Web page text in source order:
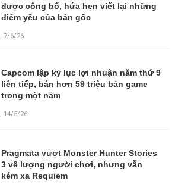
được công bố, hứa hẹn viết lại những
điểm yếu của bản gốc
, 7/6/26
Capcom lập kỷ lục lợi nhuận năm thứ 9
liên tiếp, bán hơn 59 triệu bản game
trong một năm
, 14/5/26
Pragmata vượt Monster Hunter Stories
3 về lượng người chơi, nhưng vẫn
kém xa Requiem